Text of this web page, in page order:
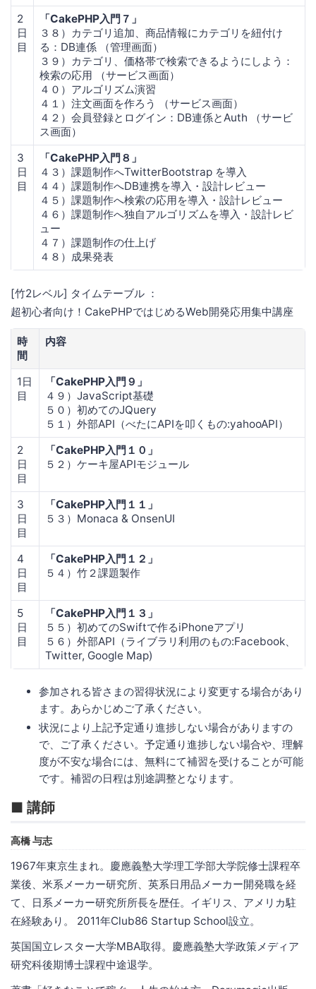
2
日
目
「CakePHP入門７」
３８）カテゴリ追加、商品情報にカテゴリを紐付け
る：DB連係 （管理画面）
３９）カテゴリ、価格帯で検索できるようにしよう：
検索の応用 （サービス画面）
４０）アルゴリズム演習
４１）注文画面を作ろう （サービス画面）
４２）会員登録とログイン：DB連係とAuth （サービ
ス画面）
3
日
目
「CakePHP入門８」
４３）課題制作へTwitterBootstrap を導入
４４）課題制作へDB連携を導入・設計レビュー
４５）課題制作へ検索の応用を導入・設計レビュー
４６）課題制作へ独自アルゴリズムを導入・設計レビ
ュー
４７）課題制作の仕上げ
４８）成果発表
[竹2レベル] タイムテーブル ：
超初心者向け！CakePHPではじめるWeb開発応用集中講座
時
間
内容
1日
目
「CakePHP入門９」
４９）JavaScript基礎
５０）初めてのJQuery
５１）外部API（べたにAPIを叩くもの:yahooAPI）
2
日
目
「CakePHP入門１０」
５２）ケーキ屋APIモジュール
3
日
目
「CakePHP入門１１」
５３）Monaca & OnsenUI
4
日
目
「CakePHP入門１２」
５４）竹２課題製作
5
日
目
「CakePHP入門１３」
５５）初めてのSwiftで作るiPhoneアプリ
５６）外部API（ライブラリ利用のもの:Facebook、
Twitter, Google Map)
参加される皆さまの習得状況により変更する場合があり
ます。あらかじめご了承ください。
状況により上記予定通り進捗しない場合がありますの
で、ご了承ください。予定通り進捗しない場合や、理解
度が不安な場合には、無料にて補習を受けることが可能
です。補習の日程は別途調整となります。
■ 講師
高橋 与志
1967年東京生まれ。慶應義塾大学理工学部大学院修士課程卒
業後、米系メーカー研究所、英系日用品メーカー開発職を経
て、日系メーカー研究所所長を歴任。イギリス、アメリカ駐
在経験あり。 2011年Club86 Startup School設立。
英国国立レスター大学MBA取得。慶應義塾大学政策メディア
研究科後期博士課程中途退学。